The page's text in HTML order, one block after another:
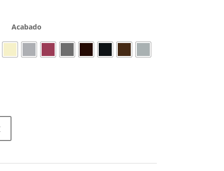
Acabado